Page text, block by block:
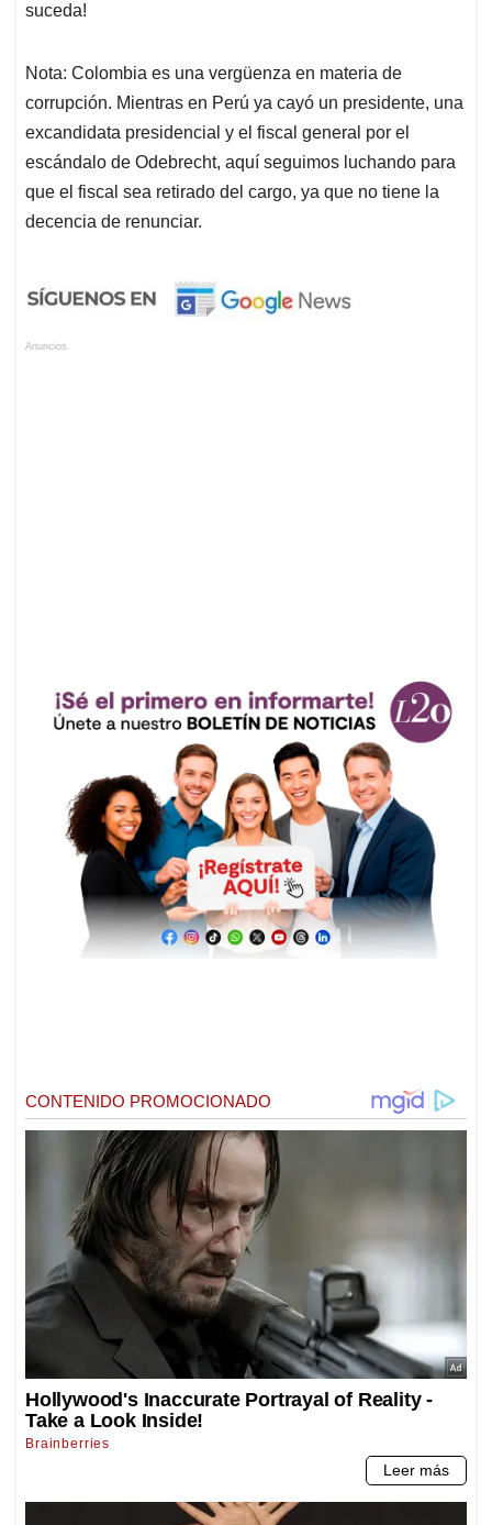
suceda!
Nota: Colombia es una vergüenza en materia de
corrupción. Mientras en Perú ya cayó un presidente, una
excandidata presidencial y el fiscal general por el
escándalo de Odebrecht, aquí seguimos luchando para
que el fiscal sea retirado del cargo, ya que no tiene la
decencia de renunciar.
Anuncios.